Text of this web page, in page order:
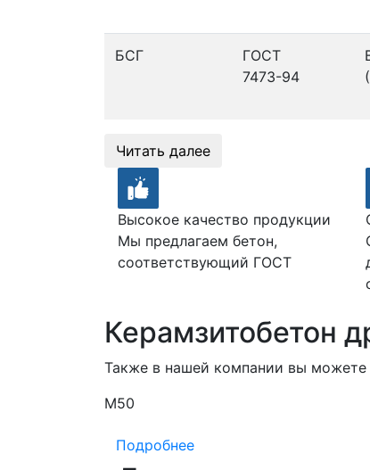
БСГ
ГОСТ
7473-94
Читать далее
Высокое качество продукции
Мы предлагаем бетон,
соответствующий ГОСТ
Керамзитобетон
Также в нашей компании вы можете
М50
Подробнее